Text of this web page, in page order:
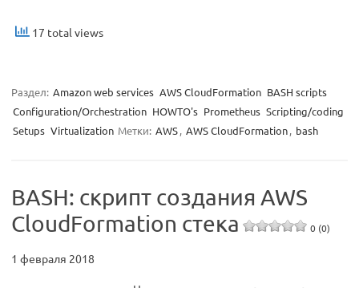
17 total views
Раздел: Amazon web services AWS CloudFormation BASH scripts
Configuration/Orchestration HOWTO's Prometheus Scripting/coding
Setups Virtualization Метки: AWS, AWS CloudFormation, bash
BASH: скрипт создания AWS
CloudFormation стека
0 (0)
1 февраля 2018